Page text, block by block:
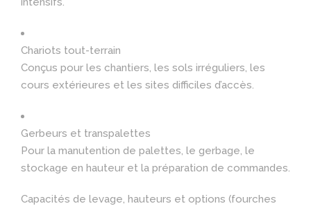
Chariots tout-terrain
Conçus pour les chantiers, les sols irréguliers, les
cours extérieures et les sites difficiles d’accès.
Gerbeurs et transpalettes
Pour la manutention de palettes, le gerbage, le
stockage en hauteur et la préparation de commandes.
Capacités de levage, hauteurs et options (fourches